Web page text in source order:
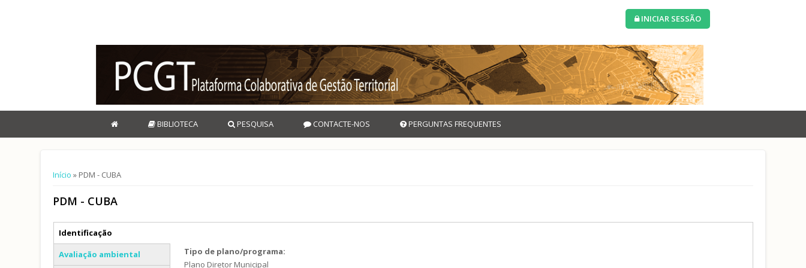
INICIAR SESSÃO
BIBLIOTECA PESQUISA CONTACTE-NOS PERGUNTAS FREQUENTES
Está aqui
Início » PDM - CUBA
PDM - CUBA
Separadores verticais
Identificação
(separador ativo)
Avaliação ambiental
Tipo de plano/programa:
Plano Diretor Municipal